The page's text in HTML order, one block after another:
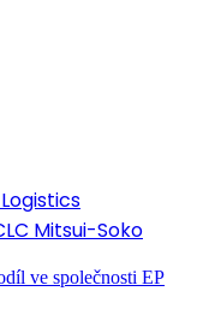
Mitsui-Soko